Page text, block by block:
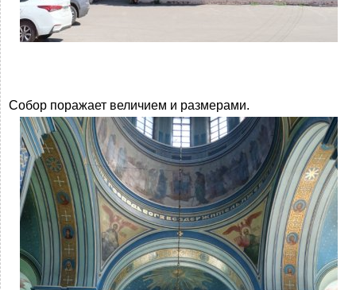
Собор поражает величием и размерами.